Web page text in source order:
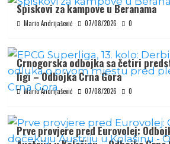
Spiskovi za kampove u Beranama
Mario Andrijašević 07/08/2026 0
Crnogorska odbojka sa četiri
ligi – Odbojka Crna Gora
Mario Andrijašević 07/08/2026 0
Prve provjere pred Eurovolej: